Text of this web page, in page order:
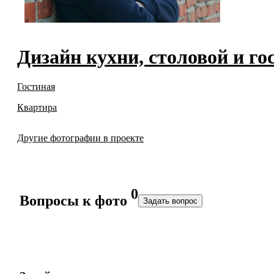
Дизайн кухни, столовой и
Гостиная
Квартира
Другие фотографии в проекте
Вопросы к фото 0 Задать вопрос